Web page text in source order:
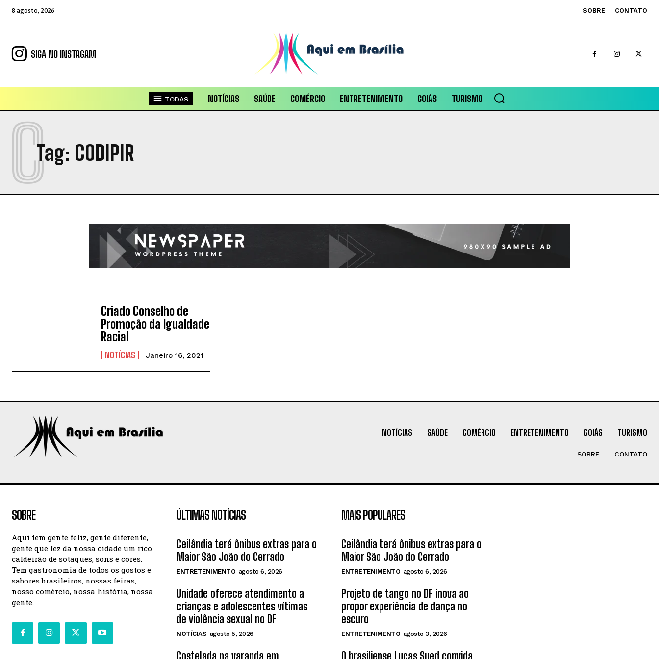
8 agosto, 2026 SOBRE CONTATO
SIGA NO INSTAGAM
TODAS NOTÍCIAS SAÚDE COMÉRCIO ENTRETENIMENTO GOIÁS TURISMO
Tag: CODIPIR
C
Criado Conselho de
Promoção da Igualdade
Racial
NOTÍCIAS Janeiro 16, 2021
NOTÍCIAS SAÚDE COMÉRCIO ENTRETENIMENTO GOIÁS TURISMO
SOBRE CONTATO
SOBRE
Aqui tem gente feliz, gente diferente,
gente que fez da nossa cidade um rico
caldeirão de sotaques, sons e cores.
Tem gastronomia de todos os gostos e
sabores brasileiros, nossas feiras,
nosso comércio, nossa história, nossa
gente.
ÚLTIMAS NOTÍCIAS
Ceilândia terá ônibus extras para o
Maior São João do Cerrado
ENTRETENIMENTO agosto 6, 2026
Unidade oferece atendimento a
crianças e adolescentes vítimas
de violência sexual no DF
NOTÍCIAS agosto 5, 2026
Costelada na varanda em
MAIS POPULARES
Ceilândia terá ônibus extras para o
Maior São João do Cerrado
ENTRETENIMENTO agosto 6, 2026
Projeto de tango no DF inova ao
propor experiência de dança no
escuro
ENTRETENIMENTO agosto 3, 2026
O brasiliense Lucas Sued convida